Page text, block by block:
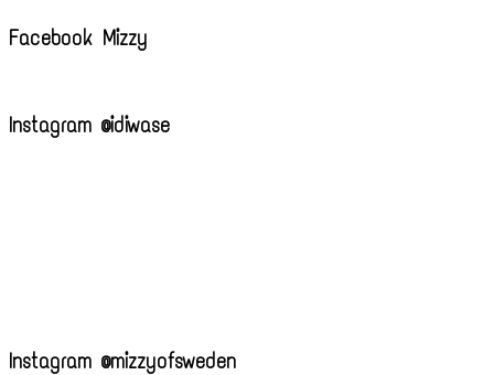
Facebook Mizzy
Instagram @idiwase
Instagram @mizzyofsweden